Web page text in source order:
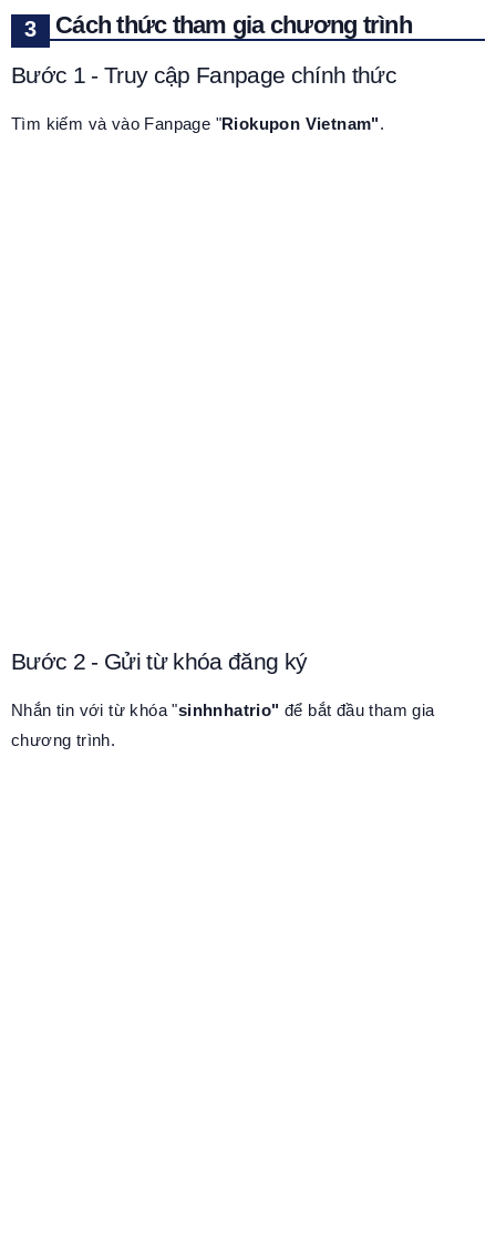
Cách thức tham gia chương trình
Bước 1 - Truy cập Fanpage chính thức
Tìm kiếm và vào Fanpage "Riokupon Vietnam".
Bước 2 - Gửi từ khóa đăng ký
Nhắn tin với từ khóa "sinhnhatrio" để bắt đầu tham gia
chương trình.